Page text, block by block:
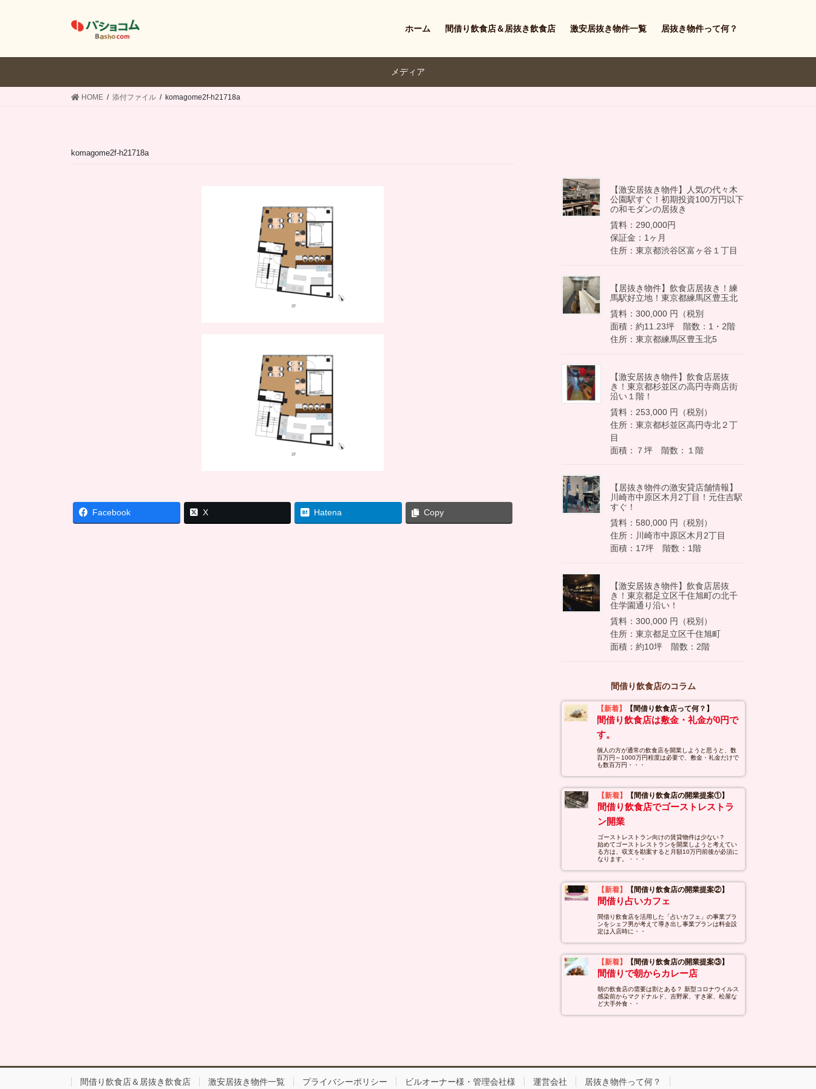
ホーム 間借り飲食店＆居抜き飲食店 激安居抜き物件一覧 居抜き物件って何？
メディア
HOME 添付ファイル komagome2f-h21718a
komagome2f-h21718a
Facebook X Hatena Copy
【激安居抜き物件】人気の代々木
公園駅すぐ！初期投資100万円以下
の和モダンの居抜き
賃料：290,000円
保証金：1ヶ月
住所：東京都渋谷区富ヶ谷１丁目
【居抜き物件】飲食店居抜き！練
馬駅好立地！東京都練馬区豊玉北
賃料：300,000 円（税別
面積：約11.23坪 階数：1・2階
住所：東京都練馬区豊玉北5
【激安居抜き物件】飲食店居抜
き！東京都杉並区の高円寺商店街
沿い１階！
賃料：253,000 円（税別）
住所：東京都杉並区高円寺北２丁
目
面積：７坪 階数：１階
【居抜き物件の激安貸店舗情報】
川崎市中原区木月2丁目！元住吉駅
すぐ！
賃料：580,000 円（税別）
住所：川崎市中原区木月2丁目
面積：17坪 階数：1階
【激安居抜き物件】飲食店居抜
き！東京都足立区千住旭町の北千
住学園通り沿い！
賃料：300,000 円（税別）
住所：東京都足立区千住旭町
面積：約10坪 階数：2階
間借り飲食店のコラム
【新着】 【間借り飲食店って何？】
間借り飲食店は敷金・礼金が0円で
す。
個人の方が通常の飲食店を開業しようと思うと、数
百万円～1000万円程度は必要で、敷金・礼金だけで
も数百万円・・・
【新着】 【間借り飲食店の開業提案①】
間借り飲食店でゴーストレストラ
ン開業
ゴーストレストラン向けの賃貸物件は少ない？
始めてゴーストレストランを開業しようと考えてい
る方は、収支を勘案すると月額10万円前後が必須に
なります。・・・
【新着】 【間借り飲食店の開業提案②】
間借り占いカフェ
間借り飲食店を活用した「占いカフェ」の事業プラ
ンをシェフ男が考えて導き出し事業プランは料金設
定は入店時に・・
【新着】 【間借り飲食店の開業提案③】
間借りで朝からカレー店
朝の飲食店の需要は割とある？ 新型コロナウイルス
感染前からマクドナルド、吉野家、すき家、松屋な
ど大手外食・・
間借り飲食店＆居抜き飲食店 激安居抜き物件一覧 プライバシーポリシー ビルオーナー様・管理会社様 運営会社 居抜き物件って何？